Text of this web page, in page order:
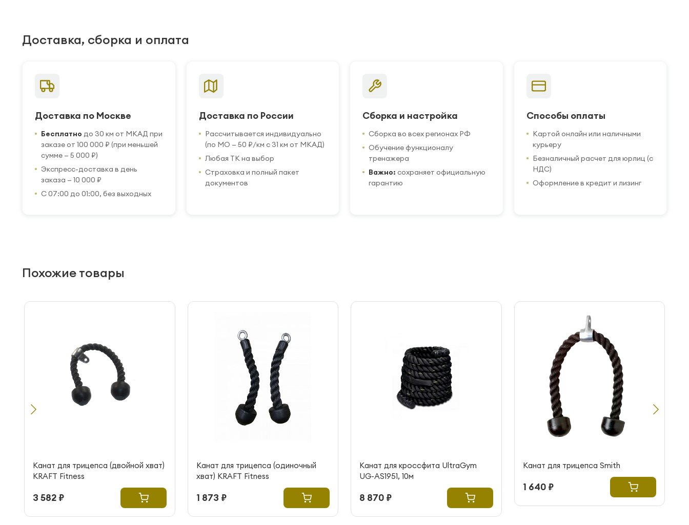
Доставка, сборка и оплата
Доставка по Москве
Бесплатно до 30 км от МКАД при
заказе от 100 000 ₽ (при меньшей
сумме — 5 000 ₽)
Экспресс-доставка в день
заказа — 10 000 ₽
С 07:00 до 01:00, без выходных
Доставка по России
Рассчитывается индивидуально
(по МО — 50 ₽/км с 31 км от МКАД)
Любая ТК на выбор
Страховка и полный пакет
документов
Сборка и настройка
Сборка во всех регионах РФ
Обучение функционалу
тренажера
Важно: сохраняет официальную
гарантию
Способы оплаты
Картой онлайн или наличными
курьеру
Безналичный расчет для юрлиц (с
НДС)
Оформление в кредит и лизинг
Похожие товары
Канат для трицепса (двойной хват)
KRAFT Fitness
3 582 ₽
Канат для трицепса (одиночный
хват) KRAFT Fitness
1 873 ₽
Канат для кроссфита UltraGym
UG-AS1951, 10м
8 870 ₽
Канат для трицепса Smith
1 640 ₽